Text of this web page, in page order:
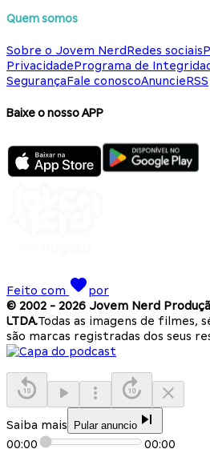
Quem somos
Sobre o Jovem NerdRedes sociais
PrivacidadePrograma de
SegurançaFale conoscoAnuncieRSS
Baixe o nosso APP
Feito com
por
© 2002 - 2026 Jovem Nerd
LTDA.Todas as imagens de filmes,
são marcas registradas dos seus
Saiba mais Pular anuncio
00:00 00:00